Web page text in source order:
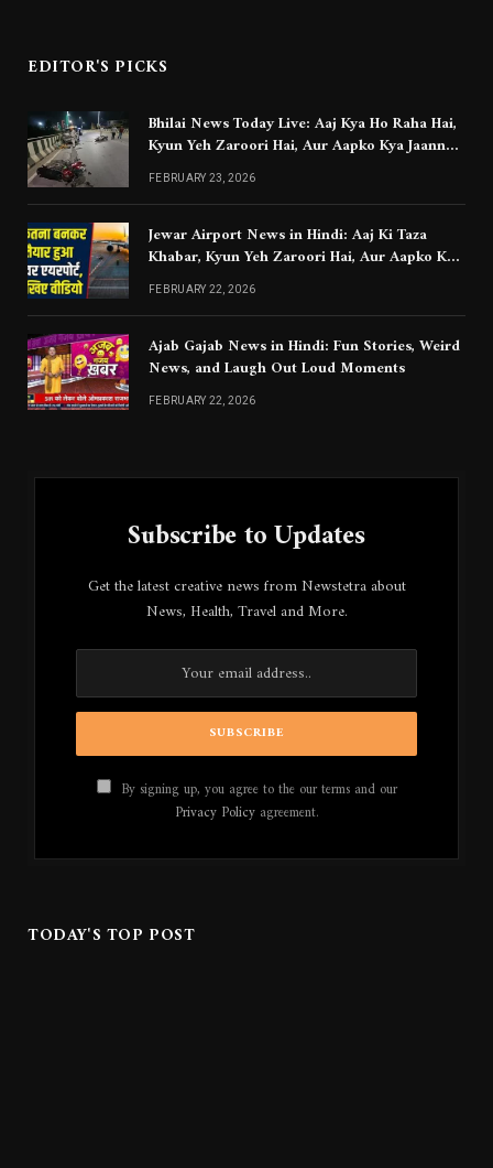
EDITOR'S PICKS
Bhilai News Today Live: Aaj Kya Ho Raha Hai,
Kyun Yeh Zaroori Hai, Aur Aapko Kya Jaanna
Chahiye
FEBRUARY 23, 2026
Jewar Airport News in Hindi: Aaj Ki Taza
Khabar, Kyun Yeh Zaroori Hai, Aur Aapko Kya
Jaanna Chahiye
FEBRUARY 22, 2026
Ajab Gajab News in Hindi: Fun Stories, Weird
News, and Laugh Out Loud Moments
FEBRUARY 22, 2026
Subscribe to Updates
Get the latest creative news from Newstetra about
News, Health, Travel and More.
By signing up, you agree to the our terms and our
Privacy Policyagreement.
TODAY'S TOP POST